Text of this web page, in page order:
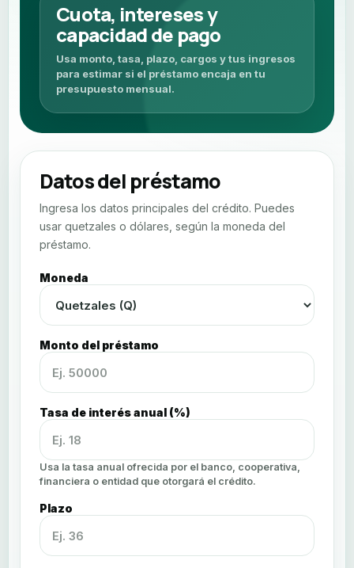
Cuota, intereses y
capacidad de pago
Usa monto, tasa, plazo, cargos y tus ingresos
para estimar si el préstamo encaja en tu
presupuesto mensual.
Datos del préstamo
Ingresa los datos principales del crédito. Puedes
usar quetzales o dólares, según la moneda del
préstamo.
Moneda
Monto del préstamo
Tasa de interés anual (%)
Usa la tasa anual ofrecida por el banco, cooperativa,
financiera o entidad que otorgará el crédito.
Plazo